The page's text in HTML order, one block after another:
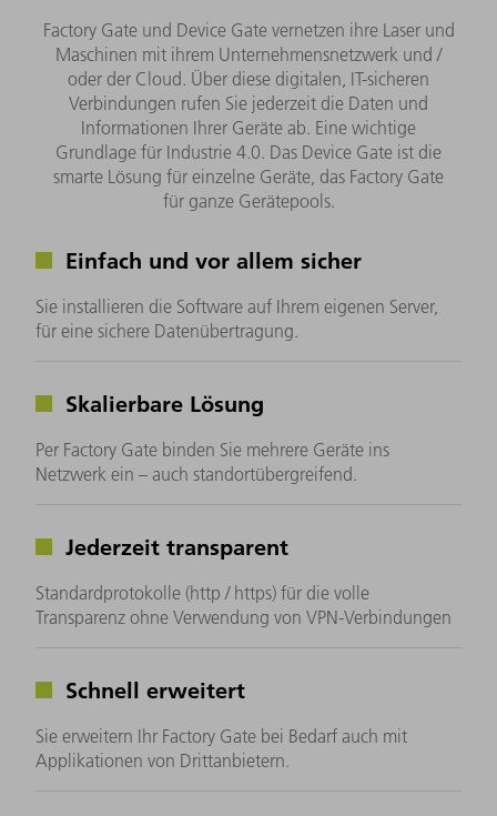
Factory Gate und Device Gate vernetzen ihre Laser und
Maschinen mit ihrem Unternehmensnetzwerk und /
oder der Cloud. Über diese digitalen, IT-sicheren
Verbindungen rufen Sie jederzeit die Daten und
Informationen Ihrer Geräte ab. Eine wichtige
Grundlage für Industrie 4.0. Das Device Gate ist die
smarte Lösung für einzelne Geräte, das Factory Gate
für ganze Gerätepools.
Einfach und vor allem sicher
Sie installieren die Software auf Ihrem eigenen Server,
für eine sichere Datenübertragung.
Skalierbare Lösung
Per Factory Gate binden Sie mehrere Geräte ins
Netzwerk ein – auch standortübergreifend.
Jederzeit transparent
Standardprotokolle (http / https) für die volle
Transparenz ohne Verwendung von VPN-Verbindungen
Schnell erweitert
Sie erweitern Ihr Factory Gate bei Bedarf auch mit
Applikationen von Drittanbietern.